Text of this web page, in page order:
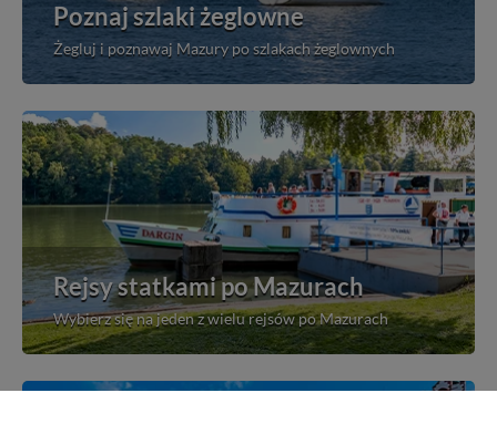
Poznaj szlaki żeglowne
Żegluj i poznawaj Mazury po szlakach żeglownych
Rejsy statkami po Mazurach
Wybierz się na jeden z wielu rejsów po Mazurach